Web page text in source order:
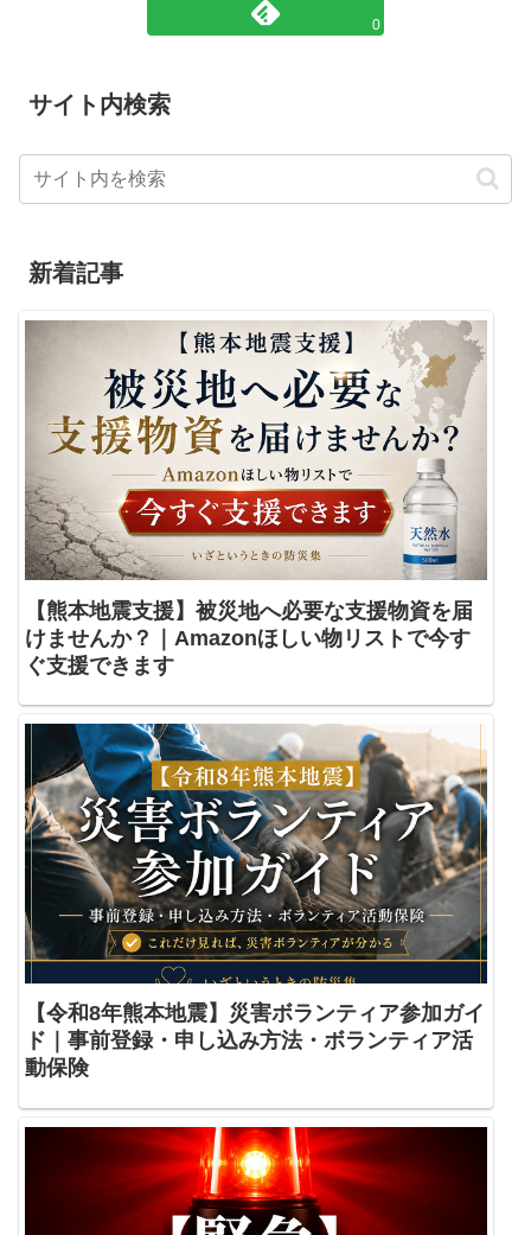
0
サイト内検索
新着記事
【熊本地震支援】被災地へ必要な支援物資を届
けませんか？｜Amazonほしい物リストで今す
ぐ支援できます
【令和8年熊本地震】災害ボランティア参加ガイ
ド｜事前登録・申し込み方法・ボランティア活
動保険